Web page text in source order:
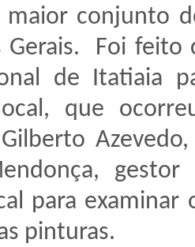
maior conjunto
Gerais. Foi feito
de Itatiaia
que
para examinar
pinturas.